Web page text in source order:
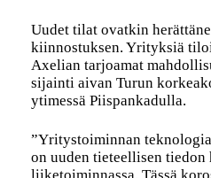
Uudet tilat ovatkin
kiinnostuksen. Yrityksiä
Axelian tarjoamat
sijainti aivan Turun
ytimessä Piispankadulla.
”Yritystoiminnan
on uuden tieteellisen tiedon